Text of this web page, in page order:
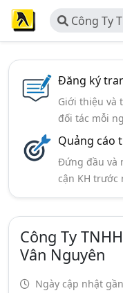
Công Ty
Mại Vân
Đăng ký
Giới thiệu và
đối tác mỗi
Quảng cáo
Đứng đầu và
cận KH trước
Công Ty
Vân Nguyên
Ngày cập nhật